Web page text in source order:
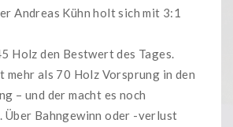
Andreas Kühn holt sich mit 3:1
Holz den Bestwert des Tages.
mehr als 70 Holz Vorsprung in den
– und der macht es noch
Über Bahngewinn oder -verlust